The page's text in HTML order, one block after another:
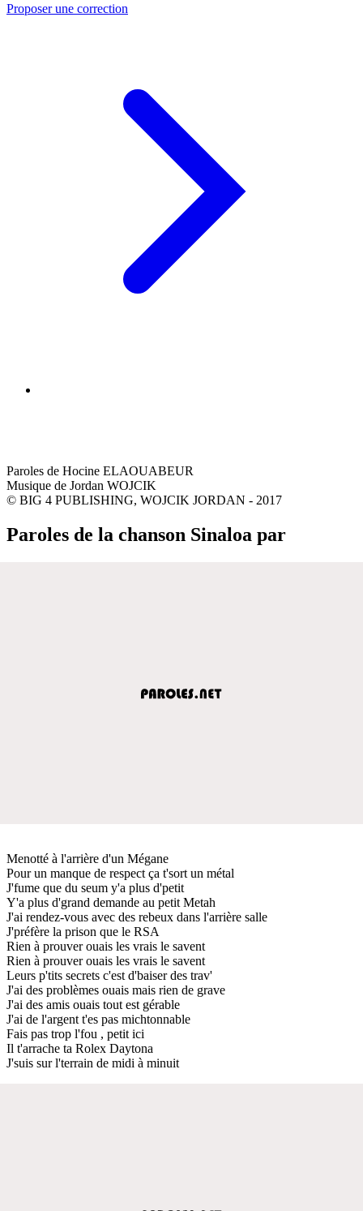
Proposer une correction
Paroles de Hocine ELAOUABEUR
Musique de Jordan WOJCIK
© BIG 4 PUBLISHING, WOJCIK JORDAN - 2017
Paroles de la chanson Sinaloa par
Menotté à l'arrière d'un Mégane
Pour un manque de respect ça t'sort un métal
J'fume que du seum y'a plus d'petit
Y'a plus d'grand demande au petit Metah
J'ai rendez-vous avec des rebeux dans l'arrière salle
J'préfère la prison que le RSA
Rien à prouver ouais les vrais le savent
Rien à prouver ouais les vrais le savent
Leurs p'tits secrets c'est d'baiser des trav'
J'ai des problèmes ouais mais rien de grave
J'ai des amis ouais tout est gérable
J'ai de l'argent t'es pas michtonnable
Fais pas trop l'fou , petit ici
Il t'arrache ta Rolex Daytona
J'suis sur l'terrain de midi à minuit